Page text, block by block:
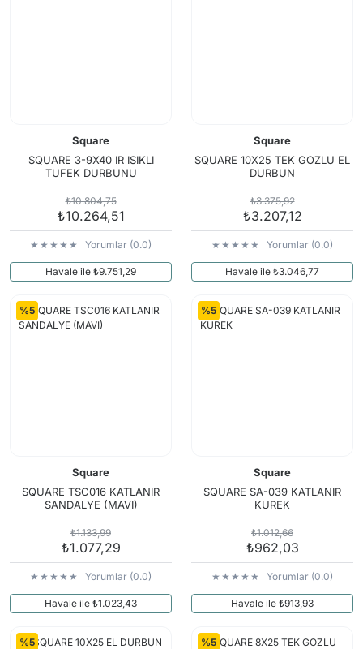
Square
SQUARE 3-9X40 IR ISIKLI
TUFEK DURBUNU
₺10.804,75
₺10.264,51
Yorumlar (0.0)
Havale ile ₺9.751,29
Square
SQUARE 10X25 TEK GOZLU EL
DURBUN
₺3.375,92
₺3.207,12
Yorumlar (0.0)
Havale ile ₺3.046,77
%5
Square
SQUARE TSC016 KATLANIR
SANDALYE (MAVI)
₺1.133,99
₺1.077,29
Yorumlar (0.0)
Havale ile ₺1.023,43
%5
Square
SQUARE SA-039 KATLANIR
KUREK
₺1.012,66
₺962,03
Yorumlar (0.0)
Havale ile ₺913,93
%5 %5